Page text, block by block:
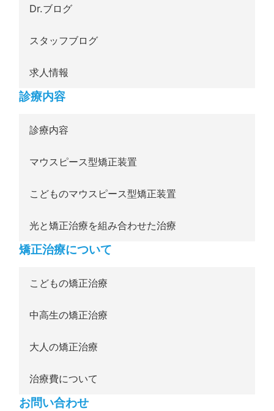
Dr.ブログ
スタッフブログ
求人情報
診療内容
診療内容
マウスピース型矯正装置
こどものマウスピース型矯正装置
光と矯正治療を組み合わせた治療
矯正治療について
こどもの矯正治療
中高生の矯正治療
大人の矯正治療
治療費について
お問い合わせ